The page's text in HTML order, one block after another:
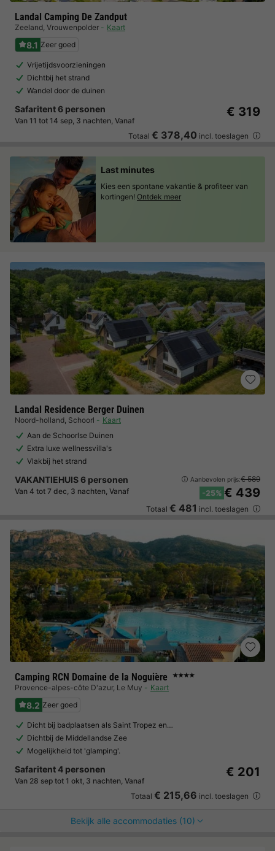
Landal Camping De Zandput
Zeeland, Vrouwenpolder Kaart
8.1 Zeer goed
Vrijetijdsvoorzieningen
Dichtbij het strand
Wandel door de duinen
Safaritent 6 personen
Van 11 tot 14 sep, 3 nachten, Vanaf
€ 319
Totaal € 378,40 incl. toeslagen
Landal Residence Berger Duinen
Noord-holland, Schoorl
Kaart
Aan de Schoorlse Duinen
Extra luxe wellnessvilla's
Vlakbij het strand
VAKANTIEHUIS 6 personen
Van 4 tot 7 dec, 3 nachten, Vanaf
Aanbevolen prijs:€ 589
-25% € 439
Totaal € 481 incl. toeslagen
Camping RCN Domaine de la Noguière ★★★★
Provence-alpes-côte D'azur, Le Muy Kaart
8.2 Zeer goed
Dicht bij badplaatsen als Saint Tropez en…
Dichtbij de Middellandse Zee
Mogelijkheid tot 'glamping'.
Safaritent 4 personen
Van 28 sep tot 1 okt, 3 nachten, Vanaf
€ 201
Totaal € 215,66 incl. toeslagen
Bekijk alle accommodaties (10)
Last minutes
Kies een spontane vakantie & profiteer van
kortingen! Ontdek meer